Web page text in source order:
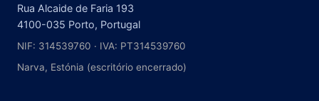
Rua Alcaide de Faria 193
4100-035 Porto, Portugal
NIF: 314539760 · IVA: PT314539760
Narva, Estónia (escritório encerrado)